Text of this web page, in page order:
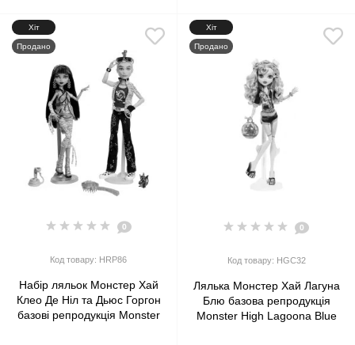
Хіт
Продано
0
Код товару: HRP86
Набір ляльок Монстер Хай
Клео Де Ніл та Дьюс Горгон
базові репродукція Monster
Хіт
Продано
0
Код товару: HGC32
Лялька Монстер Хай Лагуна
Блю базова репродукція
Monster High Lagoona Blue